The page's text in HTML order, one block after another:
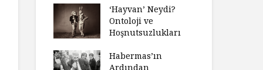
ve Düşüş:
‘Hayvan’ Neydi?
Ontoloji ve
Hoşnutsuzlukları
Habermas’ın
Ardından